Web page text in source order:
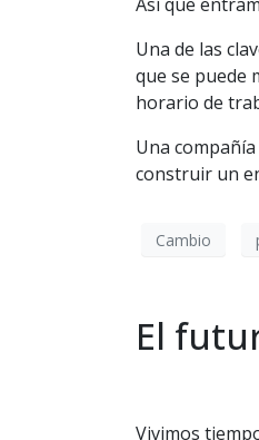
Una de las
que se puede
horario de
Una
construir un
Cambio
El
Vivimos